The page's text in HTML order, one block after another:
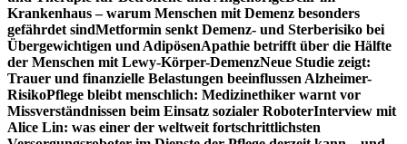
Krankenhaus – warum Menschen mit Demenz besonders
gefährdet sindMetformin senkt Demenz- und Sterberisiko bei
Übergewichtigen und AdipösenApathie betrifft über die Hälfte
der Menschen mit Lewy-Körper-DemenzNeue Studie zeigt:
Trauer und finanzielle Belastungen beeinflussen Alzheimer-
RisikoPflege bleibt menschlich: Medizinethiker warnt vor
Missverständnissen beim Einsatz sozialer RoboterInterview mit
Alice Lin: was einer der weltweit fortschrittlichsten